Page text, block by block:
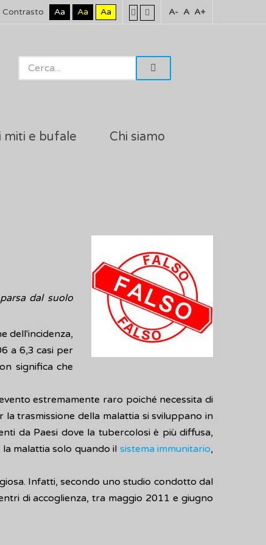
Contrasto Aa Aa Aa A- A A+
miti e bufale Chi siamo
dal suolo
dell'incidenza,
a 6,3 casi per
significa che
estremamente raro poiché necessita di
trasmissione della malattia si sviluppano in
da Paesi dove la tubercolosi è più diffusa,
malattia solo quando il sistema immunitario,
Infatti, secondo uno studio condotto dal
di accoglienza, tra maggio 2011 e giugno